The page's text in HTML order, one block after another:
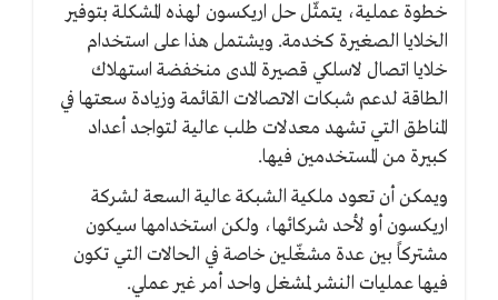
خطوة عملية، يتمثّل حل اريكسون لهذه المشكلة بتوفير
الخلايا الصغيرة كخدمة. ويشتمل هذا على استخدام
خلايا اتصال لاسلكي قصيرة المدى منخفضة استهلاك
الطاقة لدعم شبكات الاتصالات القائمة وزيادة سعتها في
المناطق التي تشهد معدلات طلب عالية لتواجد أعداد
كبيرة من المستخدمين فيها.
ويمكن أن تعود ملكية الشبكة عالية السعة لشركة
اريكسون أو لأحد شركائها، ولكن استخدامها سيكون
مشتركاً بين عدة مشغّلين خاصة في الحالات التي تكون
فيها عمليات النشر لمشغل واحد أمر غير عملي.